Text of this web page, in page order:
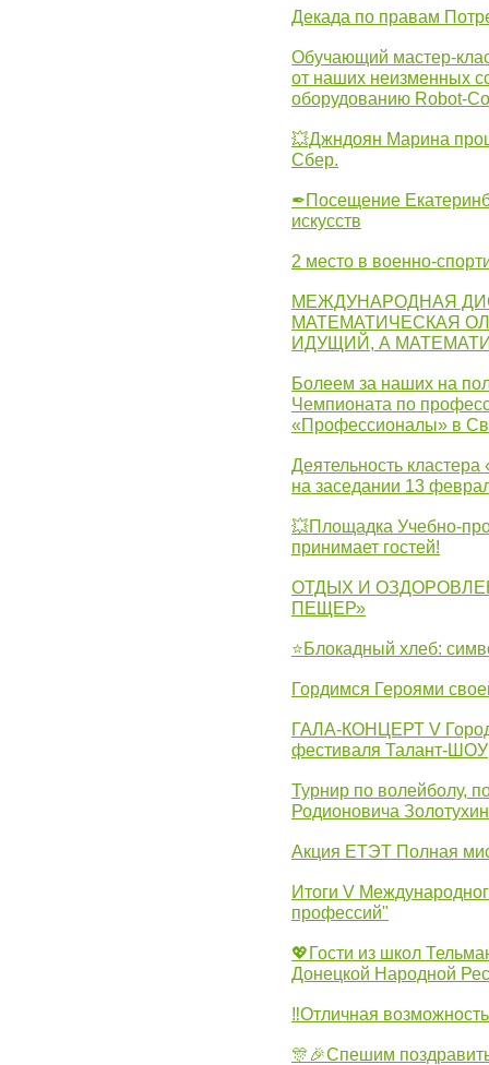
Декада по правам
Обучающий мастер-
от наших неизменных
оборудованию Robot-
💥Джндоян Марина
Сбер.
✒Посещение
искусств
2 место в военно-
МЕЖДУНАРОДНАЯ
МАТЕМАТИЧЕСКАЯ
ИДУЩИЙ, А
Болеем за наших на
Чемпионата по
«Профессионалы» в
Деятельность
на заседании 13
💥Площадка Учебно-
принимает гостей!
ОТДЫХ И
ПЕЩЕР»
⭐Блокадный хлеб:
Гордимся Героями
ГАЛА-КОНЦЕРТ V
фестиваля Талант-ШОУ
Турнир по волейболу,
Родионовича
Акция ЕТЭТ Полная
Итоги V
профессий"
💖Гости из школ
Донецкой Народной
‼Отличная
🎊🎉Спешим